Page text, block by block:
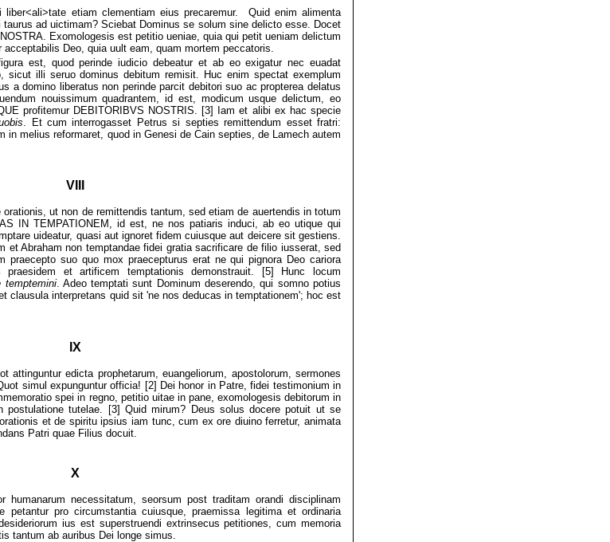
liber<ali>tate etiam clementiam eius precaremur. Quid enim alimenta
ad uictimam? Sciebat Dominus se solum sine delicto esse. Docet
Exomologesis est petitio ueniae, quia qui petit ueniam delictum
Deo, quia uult eam, quam mortem peccatoris.
est, quod perinde iudicio debeatur et ab eo exigatur nec euadat
sicut illi seruo dominus debitum remisit. Huc enim spectat exemplum
a domino liberatus non perinde parcit debitori suo ac propterea delatus
nouissimum quadrantem, id est, modicum usque delictum, eo
profitemur DEBITORIBVS NOSTRIS. [3] Iam et alibi ex hac specie
. Et cum interrogasset Petrus si septies remittendum esset fratri:
in melius reformaret, quod in Genesi de Cain septies, de Lamech autem
VIII
ut non de remittendis tantum, sed etiam de auertendis in totum
IN TEMPATIONEM, id est, ne nos patiaris induci, ab eo utique qui
uideatur, quasi aut ignoret fidem cuiusque aut deicere sit gestiens.
et Abraham non temptandae fidei gratia sacrificare de filio iusserat, sed
praecepto suo quo mox praecepturus erat ne qui pignora Deo cariora
et artificem temptationis demonstrauit. [5] Hunc locum
temptemini. Adeo temptati sunt Dominum deserendo, qui somno potius
clausula interpretans quid sit 'ne nos deducas in temptationem'; hoc est
IX
attinguntur edicta prophetarum, euangeliorum, apostolorum, sermones
simul expunguntur officia! [2] Dei honor in Patre, fidei testimonium in
spei in regno, petitio uitae in pane, exomologesis debitorum in
postulatione tutelae. [3] Quid mirum? Deus solus docere potuit ut se
et de spiritu ipsius iam tunc, cum ex ore diuino ferretur, animata
Patri quae Filius docuit.
X
humanarum necessitatum, seorsum post traditam orandi disciplinam
petantur pro circumstantia cuiusque, praemissa legitima et ordinaria
ius est superstruendi extrinsecus petitiones, cum memoria
tantum ab auribus Dei longe simus.